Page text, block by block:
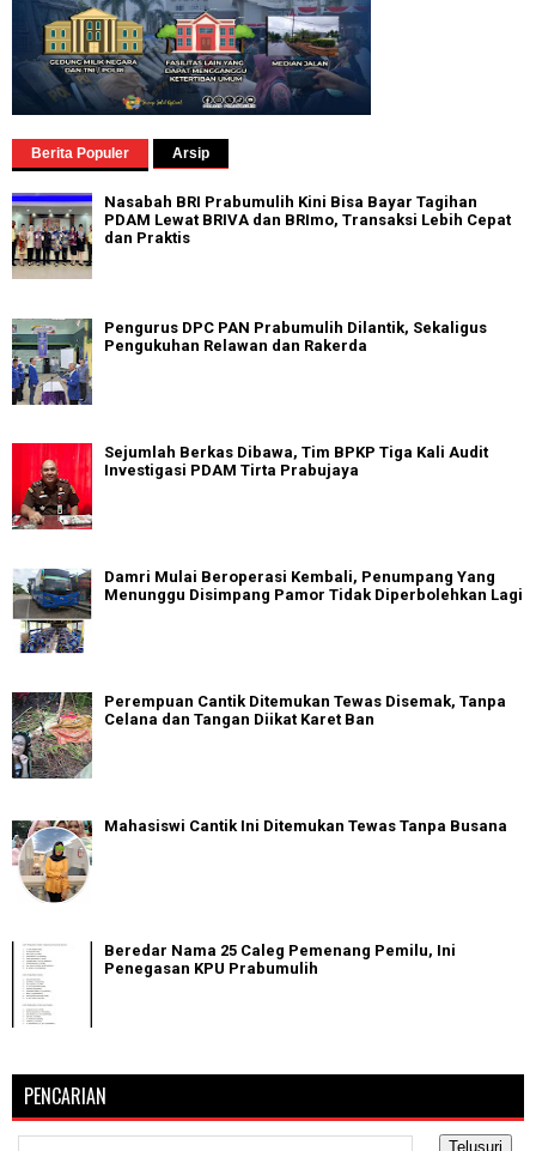
Berita Populer Arsip
Nasabah BRI Prabumulih Kini Bisa Bayar Tagihan
PDAM Lewat BRIVA dan BRImo, Transaksi Lebih Cepat
dan Praktis
Pengurus DPC PAN Prabumulih Dilantik, Sekaligus
Pengukuhan Relawan dan Rakerda
Sejumlah Berkas Dibawa, Tim BPKP Tiga Kali Audit
Investigasi PDAM Tirta Prabujaya
Damri Mulai Beroperasi Kembali, Penumpang Yang
Menunggu Disimpang Pamor Tidak Diperbolehkan Lagi
Perempuan Cantik Ditemukan Tewas Disemak, Tanpa
Celana dan Tangan Diikat Karet Ban
Mahasiswi Cantik Ini Ditemukan Tewas Tanpa Busana
Beredar Nama 25 Caleg Pemenang Pemilu, Ini
Penegasan KPU Prabumulih
PENCARIAN